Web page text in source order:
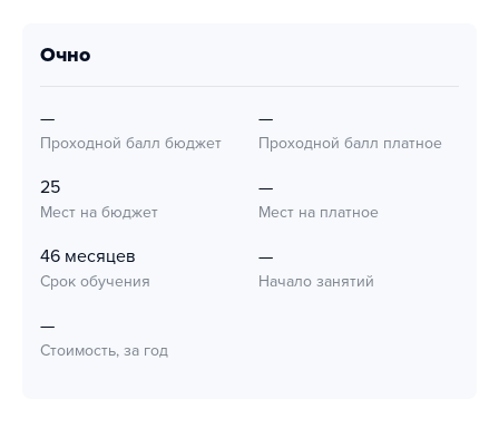
очно
—
Проходной балл бюджет
—
Проходной балл платное
25
Мест на бюджет
—
Мест на платное
46 месяцев
Срок обучения
—
Начало занятий
—
Стоимость, за год